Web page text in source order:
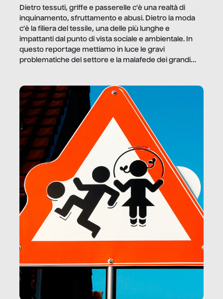
Dietro tessuti, griffe e passerelle c’è una realtà di
inquinamento, sfruttamento e abusi. Dietro la moda
c’è la filiera del tessile, una delle più lunghe e
impattanti dal punto di vista sociale e ambientale. In
questo reportage mettiamo in luce le gravi
problematiche del settore e la malafede dei grandi